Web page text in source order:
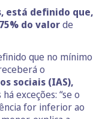
está definido que,
do valorde
que no mínimo
o
sociais (IAS),
há exceções: “se o
for inferior ao